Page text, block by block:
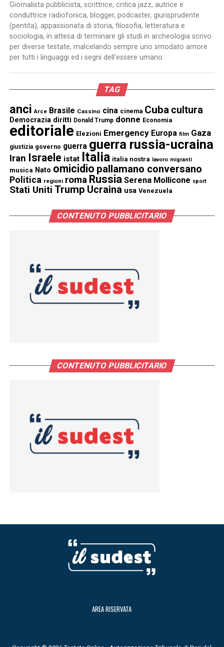
Giornalista pubblicista, scrittrice, critica jazz, autrice e
conduttrice radiofonica, blogger, podcaster, giurisprudente
(pentita), appassionata di storia, filosofia, letteratura e
sociologia, in attesa di terminare gli studi in archeologia scrivo
per diverse testate, malcelando sempre uno smodato amore
per tutti i linguaggi ed i segni dell'essere umano
TAG
anci Arce Brasile Cassino cina cinema Cuba cultura
Democrazia diritti Donald Trump donne Economia
editoriale Elezioni Emergency Europa film Gaza
giustizia governo guerra guerra russia-ucraina
Iran Israele istat Italia italia nostra lavoro migranti
musica Nato omicidio pallamano conversano
Politica regioni roma Russia Serena Mollicone sport
Stati Uniti Trump Ucraina usa Venezuela
CONTENUTO PUBBLICITARIO
CONTENUTO PUBBLICITARIO
AREA RISERVATA